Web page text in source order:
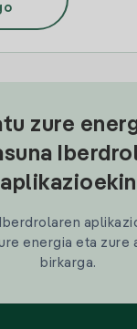
zure
aplikazioekin
energia eta zure
birkarga.